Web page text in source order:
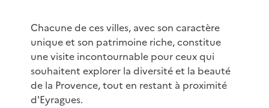
Chacune de ces villes, avec son caractère
unique et son patrimoine riche, constitue
une visite incontournable pour ceux qui
souhaitent explorer la diversité et la beauté
de la Provence, tout en restant à proximité
d'Eyragues.